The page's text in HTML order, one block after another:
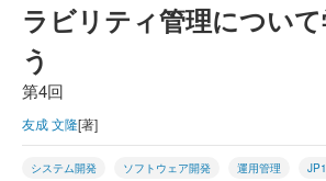
ラビリティ管理につい
う
第4回
友成 文隆[著]
システム開発 ソフトウェア開発 運用管理 JP1